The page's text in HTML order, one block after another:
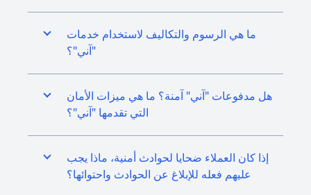
ما هي الرسوم والتكاليف لاستخدام خدمات
"آني"؟
هل مدفوعات "آني" آمنة؟ ما هي ميزات الأمان
التي تقدمها "آني"؟
إذا كان العملاء ضحايا لحوادث أمنية، ماذا يجب
عليهم فعله للإبلاغ عن الحوادث واحتوائها؟